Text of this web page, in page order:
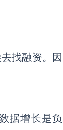
找融资。因
据增长是负